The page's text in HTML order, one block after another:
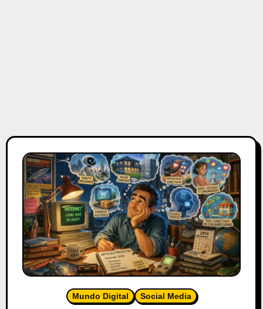
Mundo Digital Social Media